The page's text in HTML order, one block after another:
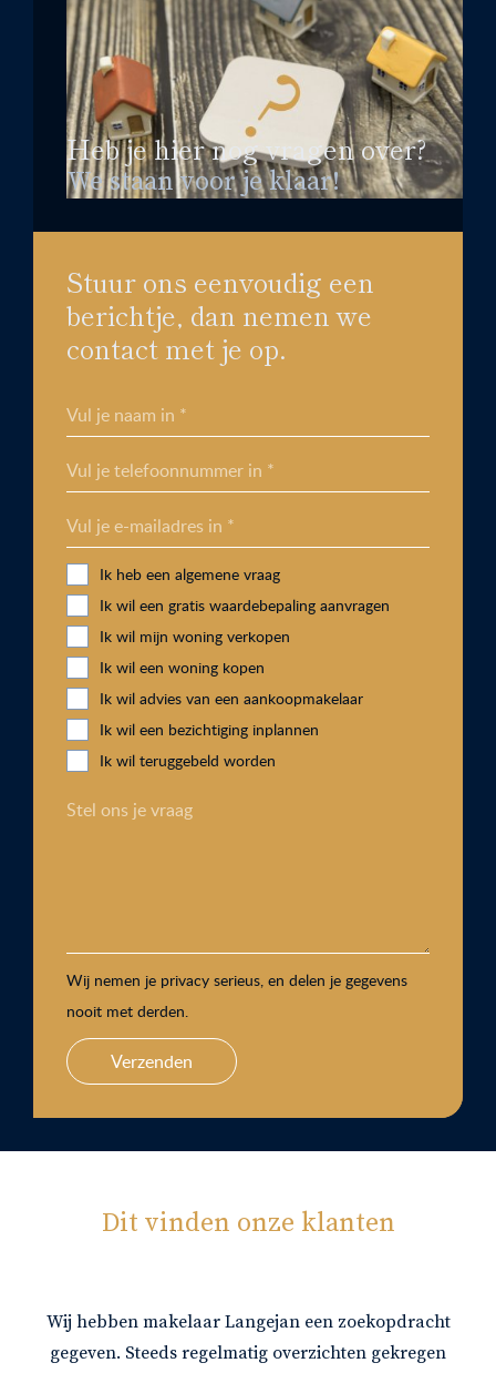
Heb je hier nog vragen over?
We staan voor je klaar!
Stuur ons eenvoudig een
berichtje, dan nemen we
contact met je op.
Vul je naam in *
Vul je telefoonnummer in *
Vul je e-mailadres in *
Ik heb een algemene vraag
Ik wil een gratis waardebepaling aanvragen
Ik wil mijn woning verkopen
Ik wil een woning kopen
Ik wil advies van een aankoopmakelaar
Ik wil een bezichtiging inplannen
Ik wil teruggebeld worden
Stel ons je vraag
Wij nemen je privacy serieus, en delen je gegevens
nooit met derden.
Verzenden
Dit vinden onze klanten
Wij hebben makelaar Langejan een zoekopdracht
gegeven. Steeds regelmatig overzichten gekregen